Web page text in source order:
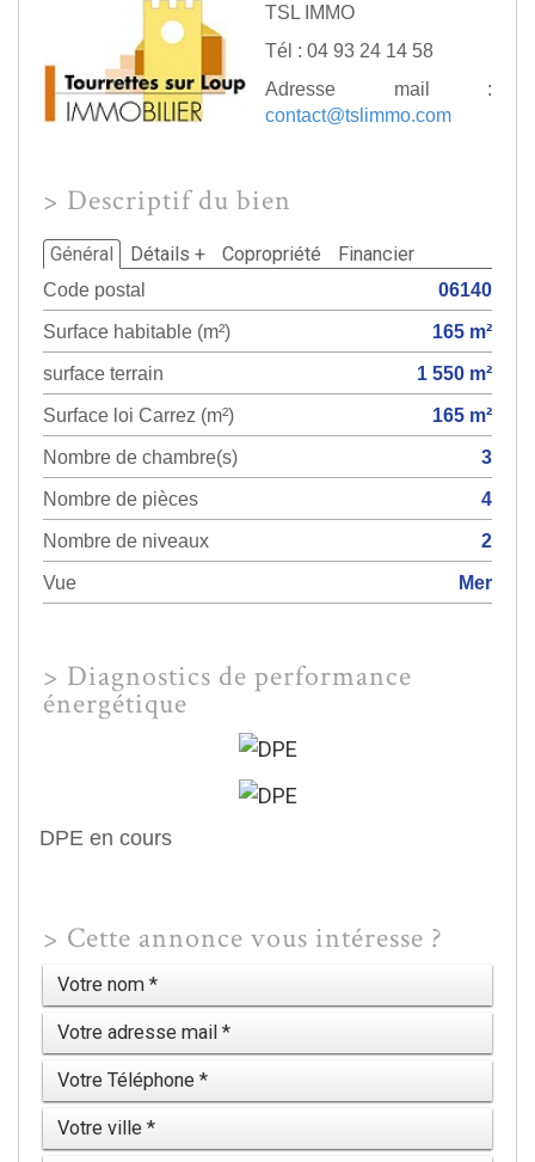
TSL IMMO
Tél : 04 93 24 14 58
Adresse mail :
contact@tslimmo.com
> Descriptif du bien
Général Détails + Copropriété Financier
Code postal
06140
Surface habitable (m²)
165 m²
surface terrain
1 550 m²
Surface loi Carrez (m²)
165 m²
Nombre de chambre(s)
3
Nombre de pièces
4
Nombre de niveaux
2
Vue
Mer
> Diagnostics de performance
énergétique
DPE en cours
> Cette annonce vous intéresse ?